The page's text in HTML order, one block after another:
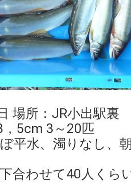
場所：JR小出駅裏
5cm 3～20匹
平水、濁りなし、
合わせて40人くら